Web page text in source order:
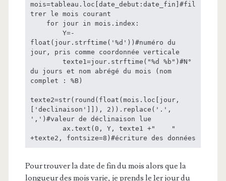
mois=tableau.loc[date_debut:date_fin]#fil
trer le mois courant
float(jour.strftime('%d'))#numéro du
jour, pris comme coordonnée verticale
du jours et nom abrégé du mois (nom
complet : %B)
texte2=str(round(float(mois.loc[jour,
['declinaison']]), 2)).replace('.',
',')#valeur de déclinaison lue
+texte2, fontsize=8)#écriture des données
Pour trouver la date de fin du mois alors que la
longueur des mois varie, je prends le 1er jour du